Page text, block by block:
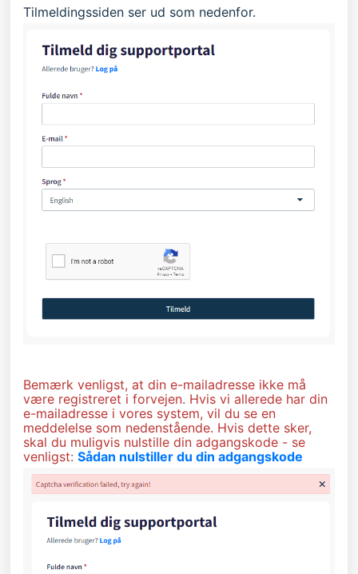
Tilmeldingssiden ser ud som nedenfor.
Bemærk venligst, at din e-mailadresse ikke må
være registreret i forvejen. Hvis vi allerede har din
e-mailadresse i vores system, vil du se en
meddelelse som nedenstående. Hvis dette sker,
skal du muligvis nulstille din adgangskode - se
venligst: Sådan nulstiller du din adgangskode